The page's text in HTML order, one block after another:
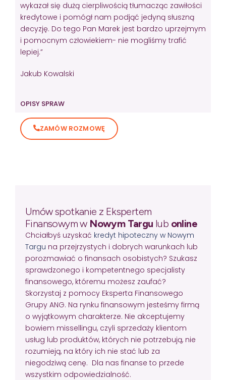
wykazał się dużą cierpliwością tłumacząc zawiłości
kredytowe i pomógł nam podjąć jedyną słuszną
decyzję. Do tego Pan Marek jest bardzo uprzejmym
i pomocnym człowiekiem- nie mogliśmy trafić
lepiej.”
Jakub Kowalski
OPISY SPRAW
ZAMÓW ROZMOWĘ
Umów spotkanie z Ekspertem
Finansowym wNowym Targu lub online
Chciałbyś uzyskać kredyt hipoteczny w Nowym
Targu na przejrzystych i dobrych warunkach lub
porozmawiać o finansach osobistych? Szukasz
sprawdzonego i kompetentnego specjalisty
finansowego, któremu możesz zaufać?
Skorzystaj z pomocy Eksperta Finansowego
Grupy ANG. Na rynku finansowym jesteśmy firmą
o wyjątkowym charakterze. Nie akceptujemy
bowiem missellingu, czyli sprzedaży klientom
usług lub produktów, których nie potrzebują, nie
rozumieją, na który ich nie stać lub za
niegodziwą cenę. Dla nas finanse to przede
wszystkim odpowiedzialność.